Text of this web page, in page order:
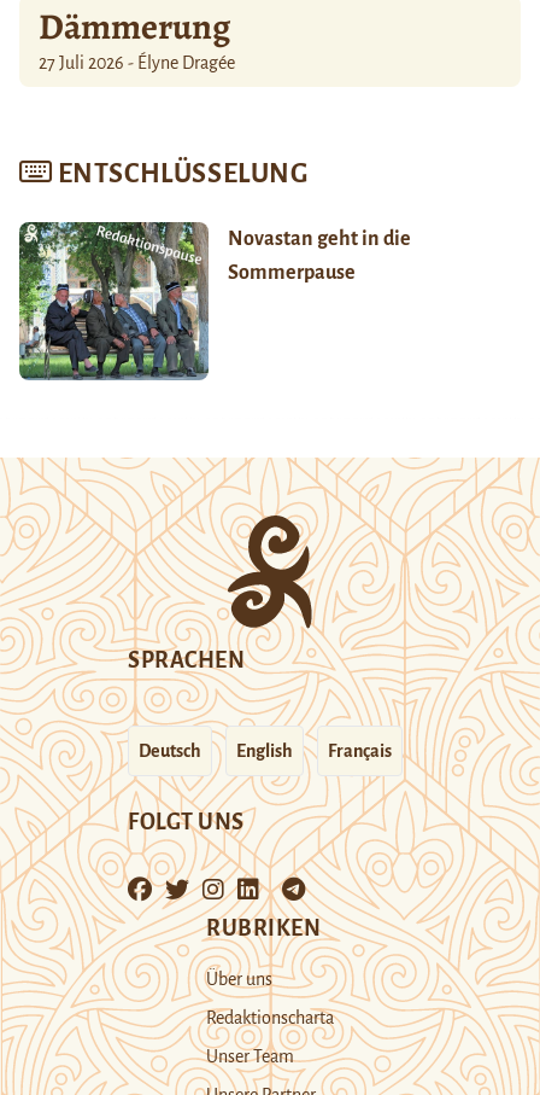
Dämmerung
27 Juli 2026 - Élyne Dragée
ENTSCHLÜSSELUNG
Novastan geht in die
Sommerpause
SPRACHEN
Deutsch English Français
FOLGT UNS
RUBRIKEN
Über uns
Redaktionscharta
Unser Team